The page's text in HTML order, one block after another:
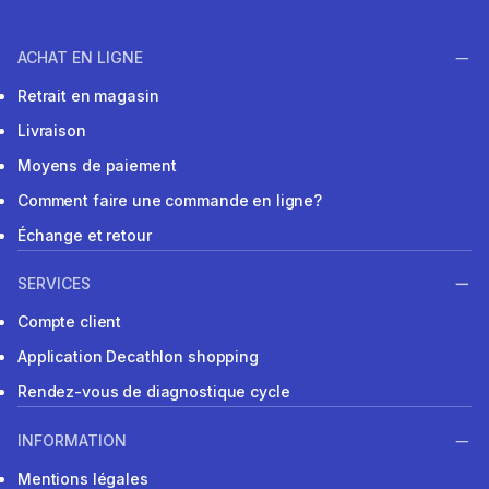
ACHAT EN LIGNE
Retrait en magasin
Livraison
Moyens de paiement
Comment faire une commande en ligne?
Échange et retour
SERVICES
Compte client
Application Decathlon shopping
Rendez-vous de diagnostique cycle
INFORMATION
Mentions légales